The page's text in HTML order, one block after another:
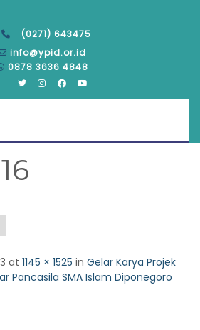
(0271) 643475
info@ypid.or.id
0878 3636 4848
at 1145 × 1525 in Gelar Karya Projek
Pancasila SMA Islam Diponegoro